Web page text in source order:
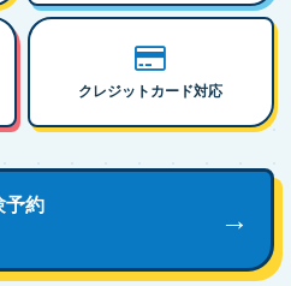
クレジットカード対応
予約 →